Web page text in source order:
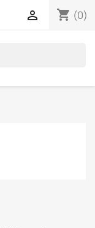
shopping_cart (0)
